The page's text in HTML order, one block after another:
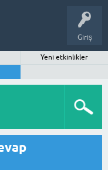
Giriş
Yeni etkinlikler